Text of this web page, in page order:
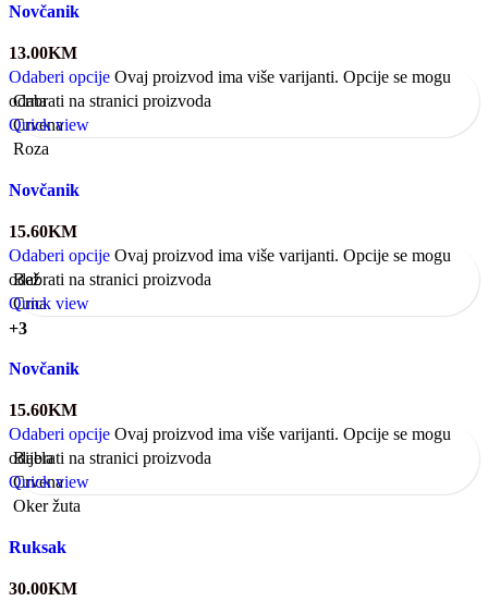
Novčanik
13.00KM
Odaberi opcije Ovaj proizvod ima više varijanti. Opcije se mogu
odabrati na stranici proizvoda
Quick view
Crna
Crvena
Roza
Novčanik
15.60KM
Odaberi opcije Ovaj proizvod ima više varijanti. Opcije se mogu
odabrati na stranici proizvoda
Quick view
Bež
Crna
+3
Novčanik
15.60KM
Odaberi opcije Ovaj proizvod ima više varijanti. Opcije se mogu
odabrati na stranici proizvoda
Quick view
Bijela
Crvena
Oker žuta
Ruksak
30.00KM